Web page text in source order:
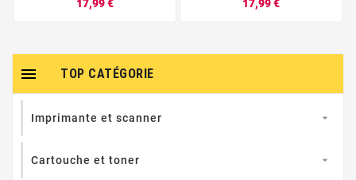
17,99 €
17,99 €
TOP CATÉGORIE

Imprimante et scanner 
Cartouche et toner 